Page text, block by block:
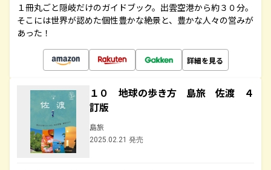
１冊丸ごと隠岐だけのガイドブック。出雲空港から約３０分。
そこには世界が認めた個性豊かな絶景と、豊かな人々の営みが
あった！
詳細を見る
１０ 地球の歩き方 島旅 佐渡 ４
訂版
島旅
2025.02.21 発売